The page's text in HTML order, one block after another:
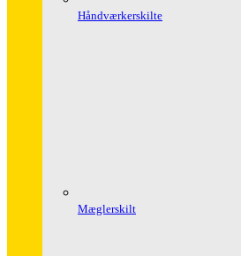
Håndværkerskilte
Mæglerskilt